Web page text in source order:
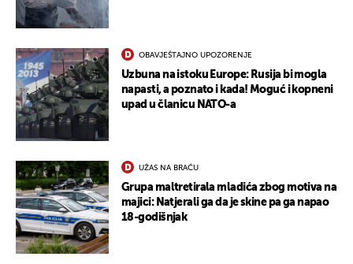
OBAVJEŠTAJNO UPOZORENJE
Uzbuna na istoku Europe: Rusija bi mogla
napasti, a poznato i kada! Moguć i kopneni
upad u članicu NATO-a
UŽAS NA BRAČU
Grupa maltretirala mladića zbog motiva na
majici: Natjerali ga da je skine pa ga napao
18-godišnjak